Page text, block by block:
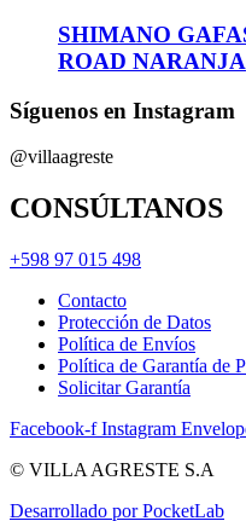
SHIMANO
ROAD NARANJA
Síguenos en Instagram
@villaagreste
CONSÚLTANOS
+598 97 015 498
Contacto
Protección de Datos
Política de Envíos
Política de Garantía de
Solicitar Garantía
Facebook-f Instagram
© VILLA AGRESTE S.A
Desarrollado por PocketLab